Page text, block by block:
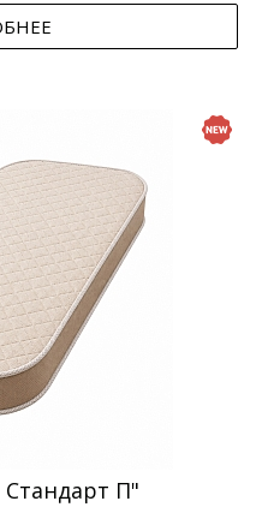
Стандарт П"